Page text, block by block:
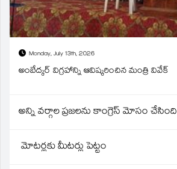
Monday, July 13th, 2026
అంబేద్కర్ విగ్రహాన్ని ఆవిష్కరించిన మంత్రి వివేక్
అన్ని వర్గాల ప్రజలను కాంగ్రెస్ మోసం చేసింది
మోటర్లకు మీటర్లు పెట్టం